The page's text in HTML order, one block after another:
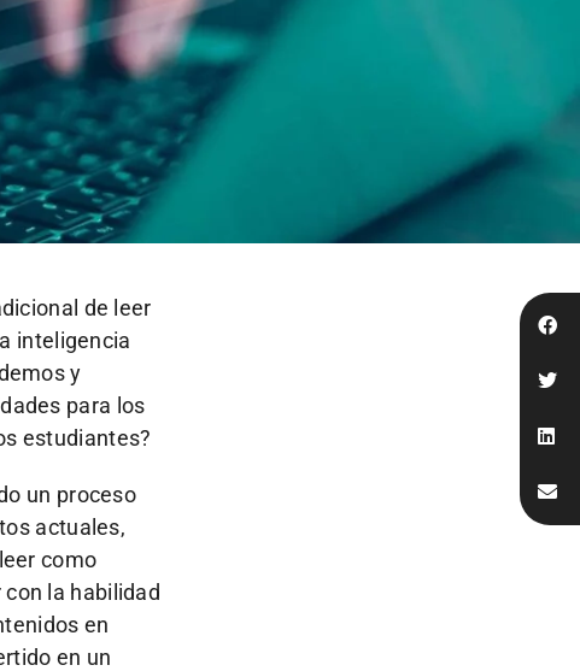
de leer
inteligencia
y
para los
estudiantes?
un proceso
actuales,
como
la habilidad
en
en un